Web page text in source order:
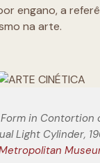
engano, a
na arte.
in Contortion
Light Cylinder,